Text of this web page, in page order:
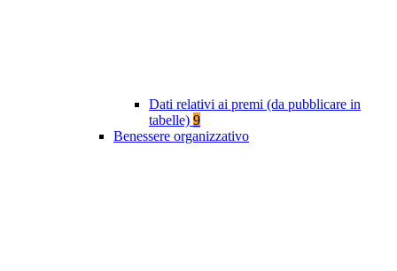
Dati relativi ai premi (da pubblicare in
tabelle) 9
Benessere organizzativo